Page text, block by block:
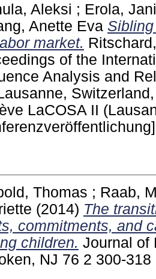
Aleksi ; Erola, Jani
Anette Eva
market.
of the
Analysis and
LaCOSA II
Thomas ; Raab,
(2014) The
commitments, and
children. Journal of
NJ 76 2 300-318